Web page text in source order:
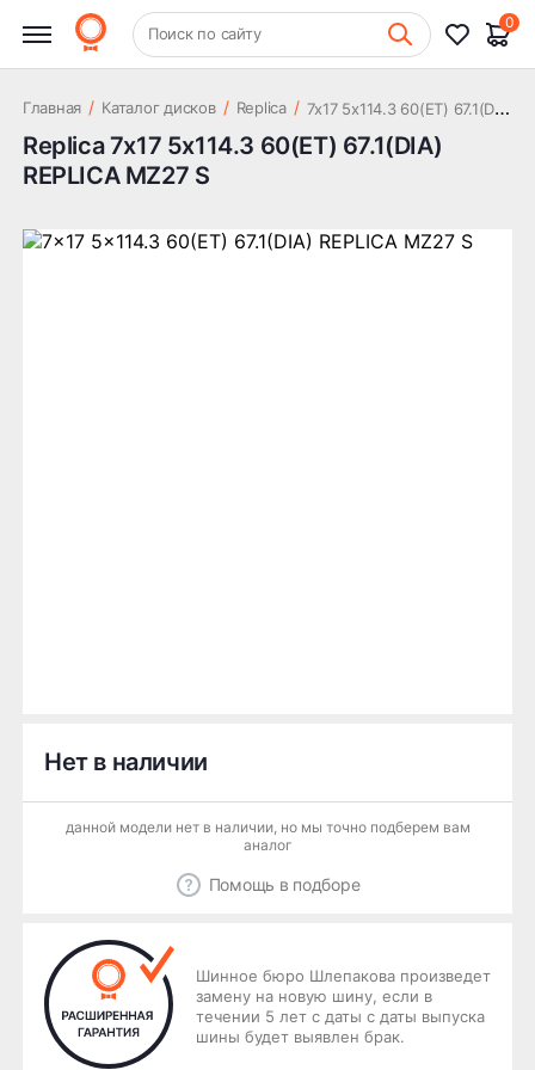
+7 (831) 261-35-35 Шиномонтаж
Поиск по сайту
0
Главная / Каталог дисков / Replica / 7
x17 5x114.3 60(ET) 67.1(DIA) REPLICA MZ27 S
Replica 7x17 5x114.3 60(ET) 67.1(DIA)
REPLICA MZ27 S
Нет в наличии
данной модели нет в наличии, но мы точно подберем вам
аналог
Помощь в подборе
Шинное бюро Шлепакова произведет
замену на новую шину, если в
течении 5 лет с даты с даты выпуска
шины будет выявлен брак.